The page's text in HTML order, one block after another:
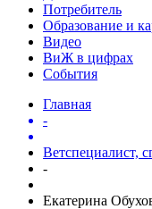
Потребитель
Образование и
Видео
ВиЖ в цифрах
События
Главная
-
Ветспециалист,
-
Екатерина